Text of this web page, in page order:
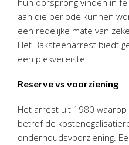
aan die periode kunnen
een redelijke mate van
Het Baksteenarrest biedt
een piekvereiste.
Reserve vs voorziening
Het arrest uit 1980
betrof de
onderhoudsvoorziening.